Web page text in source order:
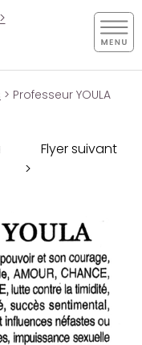
> Professeur YOULA
Flyer suivant
>